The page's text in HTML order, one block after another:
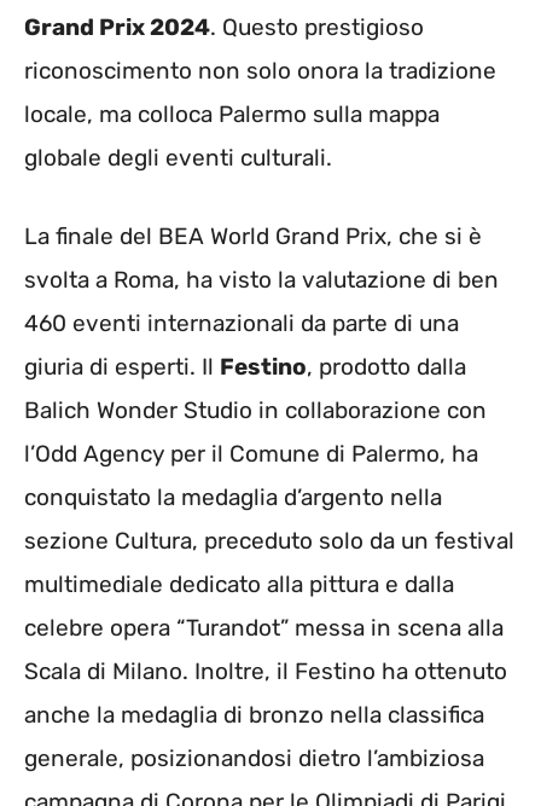
Grand Prix 2024. Questo prestigioso
riconoscimento non solo onora la tradizione
locale, ma colloca Palermo sulla mappa
globale degli eventi culturali.
La finale del BEA World Grand Prix, che si è
svolta a Roma, ha visto la valutazione di ben
460 eventi internazionali da parte di una
giuria di esperti. Il Festino, prodotto dalla
Balich Wonder Studio in collaborazione con
l’Odd Agency per il Comune di Palermo, ha
conquistato la medaglia d’argento nella
sezione Cultura, preceduto solo da un festival
multimediale dedicato alla pittura e dalla
celebre opera “Turandot” messa in scena alla
Scala di Milano. Inoltre, il Festino ha ottenuto
anche la medaglia di bronzo nella classifica
generale, posizionandosi dietro l’ambiziosa